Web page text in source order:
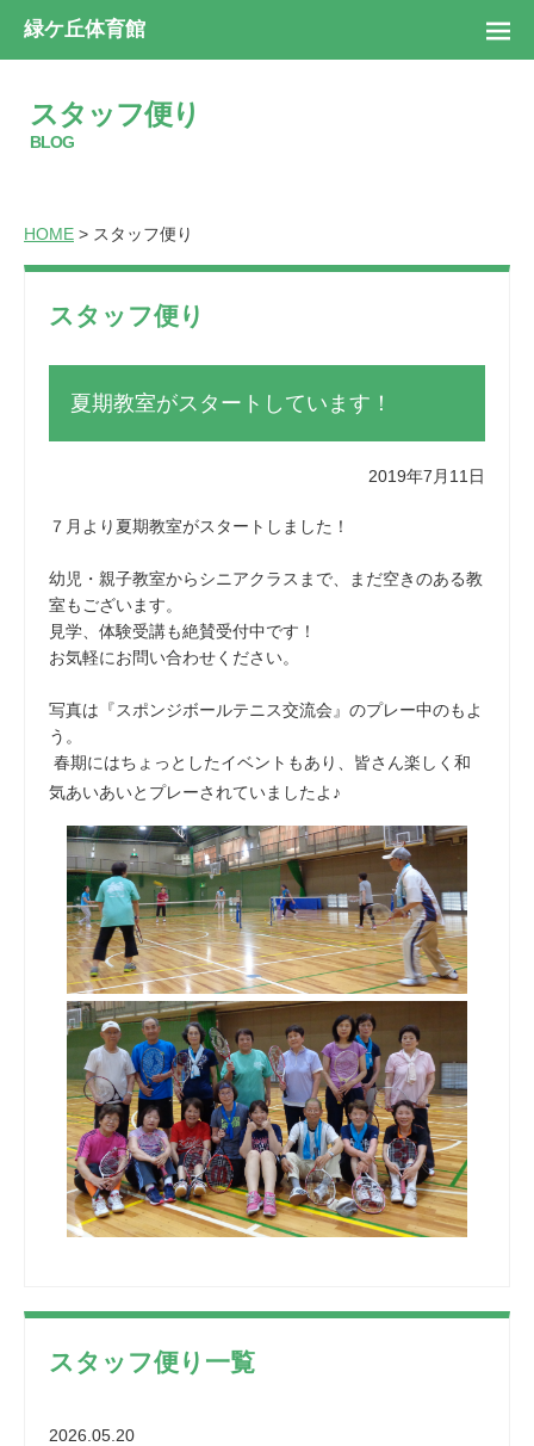
緑ケ丘体育館
スタッフ便り
BLOG
HOME > スタッフ便り
スタッフ便り
夏期教室がスタートしています！
2019年7月11日
７月より夏期教室がスタートしました！
幼児・親子教室からシニアクラスまで、まだ空きのある教
室もございます。
見学、体験受講も絶賛受付中です！
お気軽にお問い合わせください。
写真は『スポンジボールテニス交流会』のプレー中のもよ
う。
春期にはちょっとしたイベントもあり、皆さん楽しく和
気あいあいとプレーされていましたよ♪
スタッフ便り一覧
2026.05.20